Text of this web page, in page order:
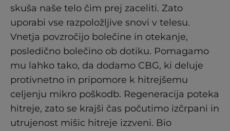
skuša naše telo čim prej zaceliti. Zato
uporabi vse razpoložljive snovi v telesu.
Vnetja povzročijo bolečine in otekanje,
posledično bolečino ob dotiku. Pomagamo
mu lahko tako, da dodamo CBG, ki deluje
protivnetno in pripomore k hitrejšemu
celjenju mikro poškodb. Regeneracija poteka
hitreje, zato se krajši čas počutimo izčrpani in
utrujenost mišic hitreje izzveni. Bio